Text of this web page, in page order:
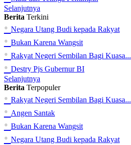
Selanjutnya
Berita Terkini
• Negara Utang Budi kepada Rakyat
• Bukan Karena Wangsit
• Rakyat Negeri Sembilan Bagi Kuasa...
• Destry Pjs Gubernur BI
Selanjutnya
Berita Terpopuler
• Rakyat Negeri Sembilan Bagi Kuasa...
• Angen Santak
• Bukan Karena Wangsit
• Negara Utang Budi kepada Rakyat